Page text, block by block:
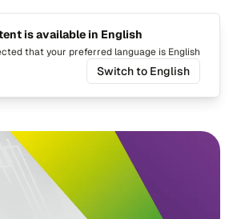
is available in English
that your preferred language is English
Switch to English